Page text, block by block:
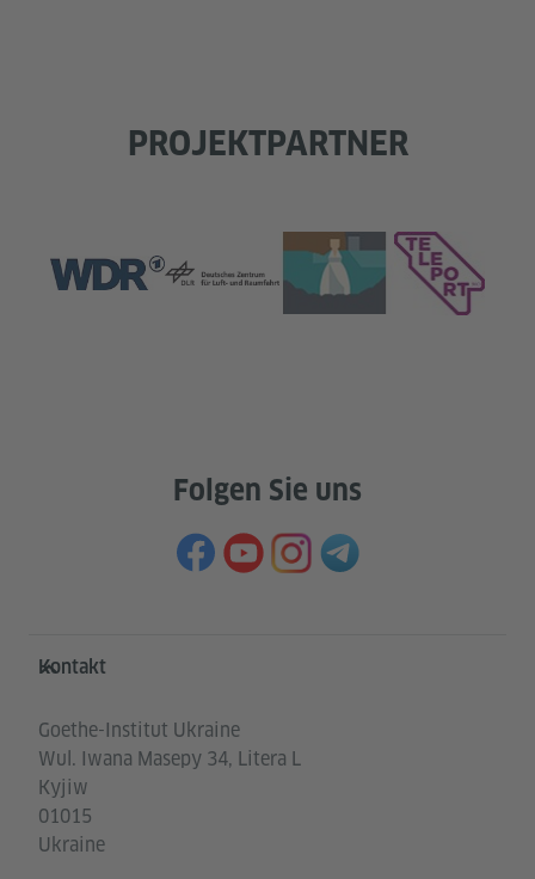
PROJEKTPARTNER
Folgen Sie uns
Service- und Informationsbereich
Kontakt
Goethe-Institut Ukraine
Wul. Iwana Masepy 34, Litera L
Kyjiw
01015
Ukraine